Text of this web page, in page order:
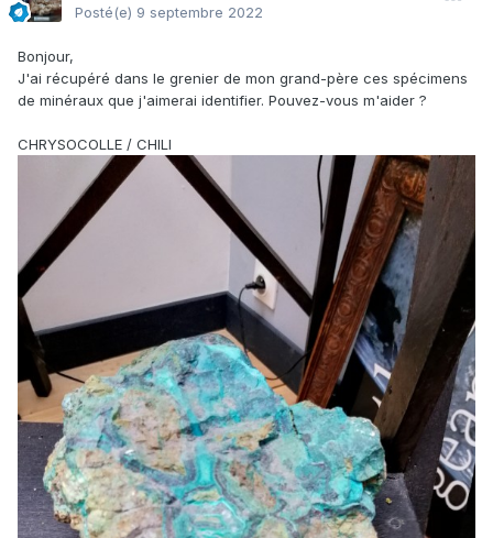
Posté(e) 9 septembre 2022
Bonjour,
J'ai récupéré dans le grenier de mon grand-père ces spécimens
de minéraux que j'aimerai identifier. Pouvez-vous m'aider ?
CHRYSOCOLLE / CHILI